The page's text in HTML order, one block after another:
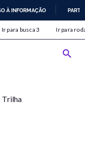
À INFORMAÇÃO
Ir para busca 3 Ir para
search
Trilha